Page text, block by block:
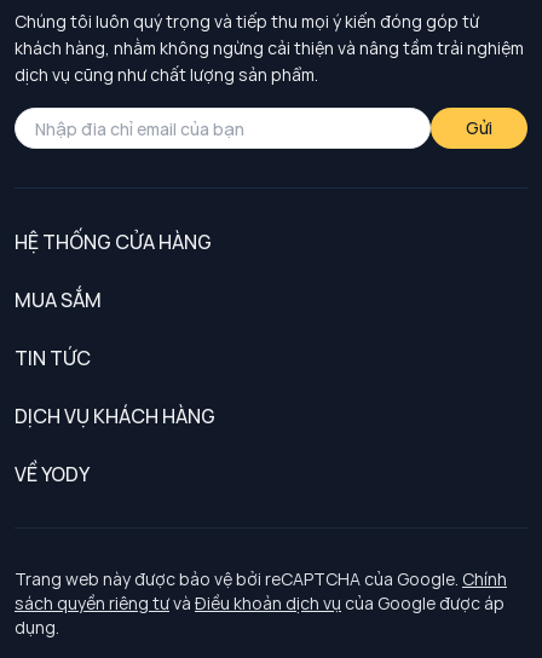
Chúng tôi luôn quý trọng và tiếp thu mọi ý kiến đóng góp từ
khách hàng, nhằm không ngừng cải thiện và nâng tầm trải nghiệm
dịch vụ cũng như chất lượng sản phẩm.
Gửi
HỆ THỐNG CỬA HÀNG
MUA SẮM
TIN TỨC
DỊCH VỤ KHÁCH HÀNG
Chính sách khách hàng thân thiết
Chính sách bảo vệ dữ liệu cá nhân
Chính sách thanh toán, giao nhận
VỀ YODY
Tuyển dụng
Trang web này được bảo vệ bởi reCAPTCHA của Google. Chính
sách quyền riêng tưvà Điều khoản dịch vụ của Google được áp
dụng.